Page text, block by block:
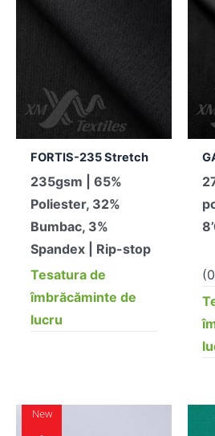
FORTIS-235 Stretch
235gsm | 65%
Poliester, 32%
Bumbac, 3%
Spandex | Rip-stop
Tesatura de
îmbrăcăminte de
lucru
New